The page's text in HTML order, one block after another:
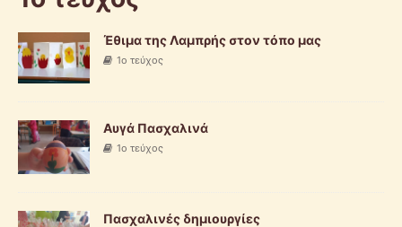
Έθιμα της Λαμπρής στον τόπο μας
1ο τεύχος
Αυγά Πασχαλινά
1ο τεύχος
Πασχαλινές δημιουργίες